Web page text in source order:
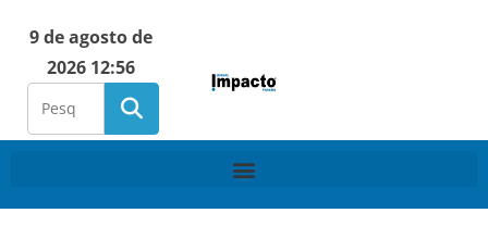
9 de agosto de
2026 12:56